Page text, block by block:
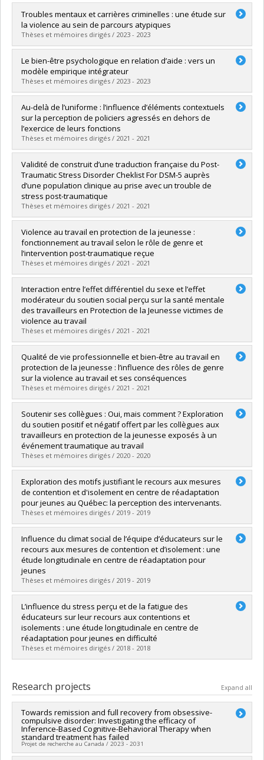
Graduate :Tessier, Marine
Cycle :Doctoral
Grade :Ph. D.
Lien vers le document dans Papyrus
Troubles mentaux et carrières criminelles : une étude sur
la violence au sein de parcours atypiques
Thèses et mémoires dirigés / 2023 - 2023
Graduate : Nouvian, Arthur
Cycle :Master's
Grade :M. Sc.
Lien vers le document dans Papyrus
Le bien-être psychologique en relation d’aide : vers un
modèle empirique intégrateur
Thèses et mémoires dirigés / 2023 - 2023
Graduate :Fouda Mah, Yannick Hubert
Cycle :Doctoral
Grade :Ph. D.
Lien vers le document dans Papyrus
Au-delà de l’uniforme : l’influence d’éléments contextuels
sur la perception de policiers agressés en dehors de
l’exercice de leurs fonctions
Thèses et mémoires dirigés / 2021 - 2021
Graduate :Voghell, Crystel
Cycle :Master's
Grade :M. Sc.
Lien vers le document dans Papyrus
Validité de construit d’une traduction française du Post-
Traumatic Stress Disorder Cheklist For DSM-5 auprès
d’une population clinique au prise avec un trouble de
stress post-traumatique
Thèses et mémoires dirigés / 2021 - 2021
Graduate : Savard-Kelly, Patrick
Cycle :Master's
Grade :M. Sc.
Lien vers le document dans Papyrus
Violence au travail en protection de la jeunesse :
fonctionnement au travail selon le rôle de genre et
l’intervention post-traumatique reçue
Thèses et mémoires dirigés / 2021 - 2021
Graduate :Guédé, Rocio
Cycle :Master's
Grade :M. Sc.
Lien vers le document dans Papyrus
Interaction entre l’effet différentiel du sexe et l’effet
modérateur du soutien social perçu sur la santé mentale
des travailleurs en Protection de la Jeunesse victimes de
violence au travail
Thèses et mémoires dirigés / 2021 - 2021
Graduate :Bruneau, Sarah-Marie
Cycle :Master's
Grade :M.A.
Lien vers le document dans Papyrus
Qualité de vie professionnelle et bien-être au travail en
protection de la jeunesse : l’influence des rôles de genre
sur la violence au travail et ses conséquences
Thèses et mémoires dirigés / 2021 - 2021
Graduate :Dufour, Renaud
Cycle :Master's
Grade :M. Sc.
Lien vers le document dans Papyrus
Soutenir ses collègues : Oui, mais comment ? Exploration
du soutien positif et négatif offert par les collègues aux
travailleurs en protection de la jeunesse exposés à un
événement traumatique au travail
Thèses et mémoires dirigés / 2020 - 2020
Graduate : Lebrun, Gabrielle
Cycle :Master's
Grade :M. Sc.
Lien vers le document dans Papyrus
Exploration des motifs justifiant le recours aux mesures
de contention et d'isolement en centre de réadaptation
pour jeunes au Québec: la perception des intervenants.
Thèses et mémoires dirigés / 2019 - 2019
Graduate :Drolet, Christine
Cycle :Master's
Grade :M. Sc.
Lien vers le document dans Papyrus
Influence du climat social de l’équipe d’éducateurs sur le
recours aux mesures de contention et d’isolement : une
étude longitudinale en centre de réadaptation pour
jeunes
Thèses et mémoires dirigés / 2019 - 2019
Graduate :Roy, Camille
Cycle :Master's
Grade :M. Sc.
Lien vers le document dans Papyrus
L’influence du stress perçu et de la fatigue des
éducateurs sur leur recours aux contentions et
isolements : une étude longitudinale en centre de
réadaptation pour jeunes en difficulté
Thèses et mémoires dirigés / 2018 - 2018
Cycle :Master's
Grade :M. Sc.
Lien vers le document dans Papyrus
Research projects Expand all
Towards remission and full recovery from obsessive-
compulsive disorder: Investigating the efficacy of
Inference-Based Cognitive-Behavioral Therapy when
standard treatment has failed
Projet de recherche au Canada / 2023 - 2031